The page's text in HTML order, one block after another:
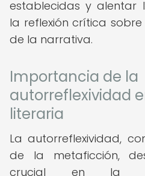
establecidas y alentar
la reflexión crítica
de la narrativa.
Importancia de la
autorreflexividad
literaria
La autorreflexividad,
de la metaficción,
crucial en la